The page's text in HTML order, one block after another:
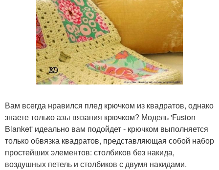
Вам всегда нравился плед крючком из квадратов, однако
знаете только азы вязания крючком? Модель 'Fusion
Blanket' идеально вам подойдет - крючком выполняется
только обвязка квадратов, представляющая собой набор
простейших элементов: столбиков без накида,
воздушных петель и столбиков с двумя накидами.